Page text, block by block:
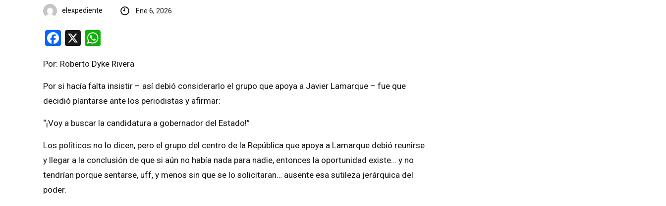
elexpediente Ene 6, 2026
Facebook
X
Por: Roberto Dyke Rivera
Por si hacía falta insistir – así debió considerarlo el grupo que apoya a Javier Lamarque – fue que
decidió plantarse ante los periodistas y afirmar:
“¡Voy a buscar la candidatura a gobernador del Estado!”
Los políticos no lo dicen, pero el grupo del centro de la República que apoya a Lamarque debió reunirse
y llegar a la conclusión de que si aún no había nada para nadie, entonces la oportunidad existe… y no
tendrían porque sentarse, uff, y menos sin que se lo solicitaran… ausente esa sutileza jerárquica del
poder.